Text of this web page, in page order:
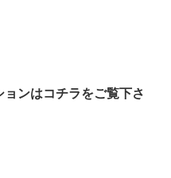
ョンはコチラをご覧下さ